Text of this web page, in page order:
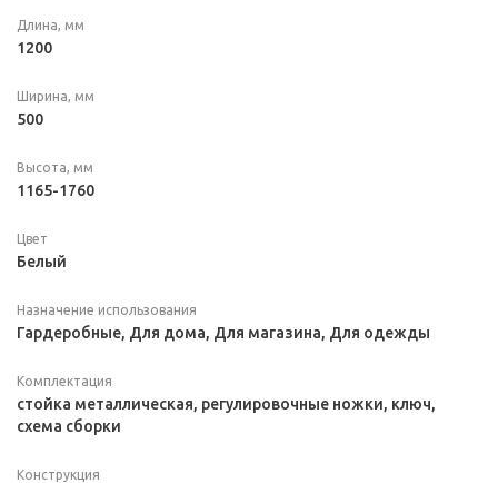
Длина, мм
1200
Ширина, мм
500
Высота, мм
1165-1760
Цвет
Белый
Назначение использования
Гардеробные, Для дома, Для магазина, Для одежды
Комплектация
cтойка металлическая, регулировочные ножки, ключ,
схема сборки
Конструкция